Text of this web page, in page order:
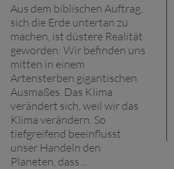
Aus dem biblischen Auftrag,
sich die Erde untertan zu
machen, ist düstere Realität
geworden: Wir befinden uns
mitten in einem
Artensterben gigantischen
Ausmaßes. Das Klima
verändert sich, weil wir das
Klima verändern. So
tiefgreifend beeinflusst
unser Handeln den
Planeten, dass ...